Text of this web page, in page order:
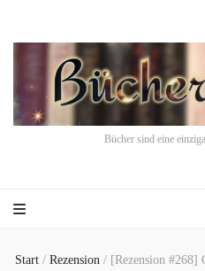
Bücher sind eine
Start / Rezension / [Rezension #268]